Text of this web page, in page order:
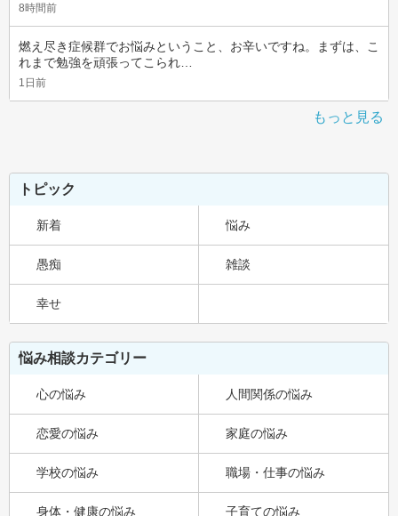
8時間前
燃え尽き症候群でお悩みということ、お辛いですね。まずは、こ
れまで勉強を頑張ってこられ…
1日前
もっと見る
トピック
新着 悩み
愚痴 雑談
幸せ
悩み相談カテゴリー
心の悩み 人間関係の悩み
恋愛の悩み 家庭の悩み
学校の悩み 職場・仕事の悩み
身体・健康の悩み 子育ての悩み